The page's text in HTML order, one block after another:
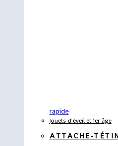
rapide
Jouets d'éveil et 1er âge
ATTACHE-